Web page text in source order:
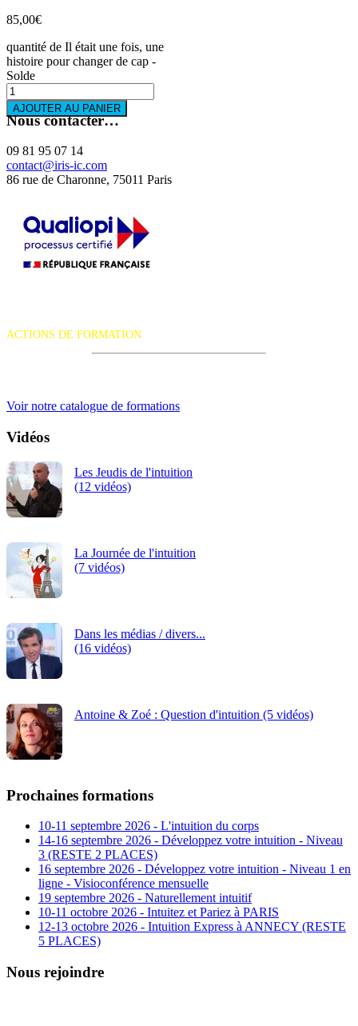
85,00€
quantité de Il était une fois, une
histoire pour changer de cap -
Solde
AJOUTER AU PANIER
Nous contacter…
09 81 95 07 14
contact@iris-ic.com
86 rue de Charonne, 75011 Paris
ACTIONS DE FORMATION
Voir notre catalogue de formations
Vidéos
Les Jeudis de l'intuition
(12 vidéos)
La Journée de l'intuition
(7 vidéos)
Dans les médias / divers...
(16 vidéos)
Antoine & Zoé : Question d'intuition (5 vidéos)
Prochaines formations
10-11 septembre 2026 - L'intuition du corps
14-16 septembre 2026 - Développez votre intuition - Niveau
3 (RESTE 2 PLACES)
16 septembre 2026 - Développez votre intuition - Niveau 1 en
ligne - Visioconférence mensuelle
19 septembre 2026 - Naturellement intuitif
10-11 octobre 2026 - Intuitez et Pariez à PARIS
12-13 octobre 2026 - Intuition Express à ANNECY (RESTE
5 PLACES)
Nous rejoindre